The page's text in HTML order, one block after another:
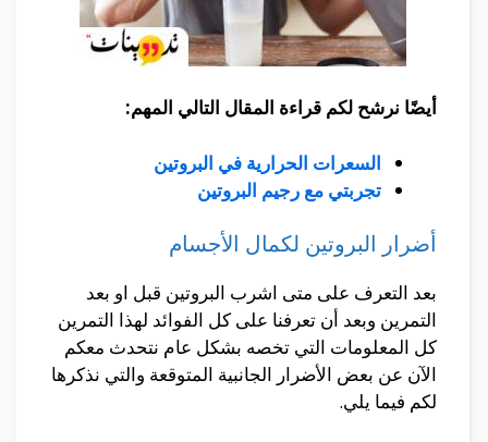
أيضًا نرشح لكم قراءة المقال التالي المهم:
السعرات الحرارية في البروتين
تجربتي مع رجيم البروتين
أضرار البروتين لكمال الأجسام
بعد التعرف على متى اشرب البروتين قبل او بعد
التمرين وبعد أن تعرفنا على كل الفوائد لهذا التمرين
كل المعلومات التي تخصه بشكل عام نتحدث معكم
الآن عن بعض الأضرار الجانبية المتوقعة والتي نذكرها
لكم فيما يلي.